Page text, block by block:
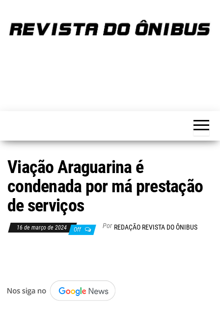
the
Viação Araguarina é
condenada por má prestação
de serviços
16 de março de 2024 Off Por REDAÇÃO REVISTA DO ÔNIBUS